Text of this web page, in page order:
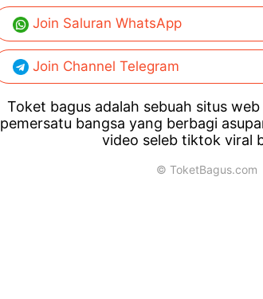
Join Saluran WhatsApp
Join Channel Telegram
Toket bagus adalah sebuah situs
pemersatu bangsa yang berbagi
video seleb tiktok viral
© ToketBagus.com